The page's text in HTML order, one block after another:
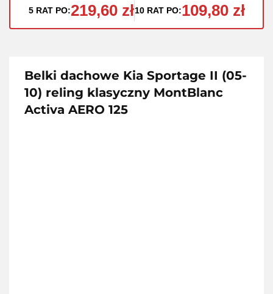
5 RAT PO:219,60 zł10 RAT PO:109,80 zł
Belki dachowe Kia Sportage II (05-
10) reling klasyczny MontBlanc
Activa AERO 125